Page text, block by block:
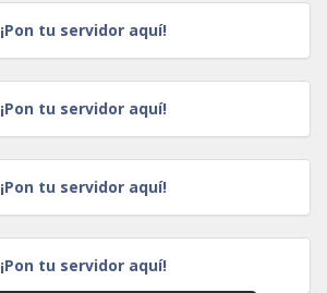
¡Pon tu servidor aquí!
¡Pon tu servidor aquí!
¡Pon tu servidor aquí!
¡Pon tu servidor aquí!